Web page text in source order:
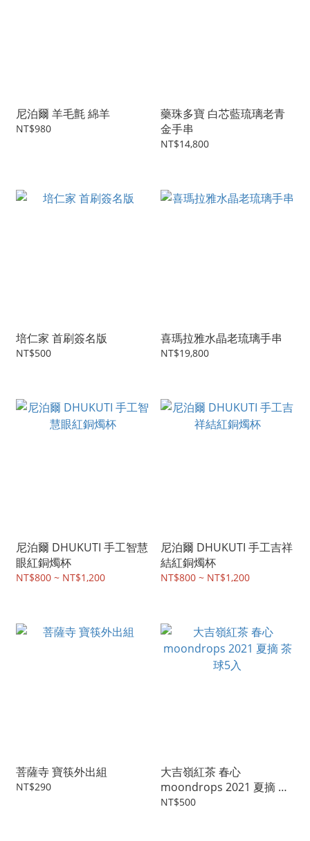
尼泊爾 羊毛氈 綿羊
NT$980
藥珠多寶 白芯藍琉璃老青
金手串
NT$14,800
培仁家 首刷簽名版
NT$500
喜瑪拉雅水晶老琉璃手串
NT$19,800
尼泊爾 DHUKUTI 手工智慧
眼紅銅燭杯
NT$800 ~ NT$1,200
尼泊爾 DHUKUTI 手工吉祥
結紅銅燭杯
NT$800 ~ NT$1,200
菩薩寺 寶筷外出組
NT$290
大吉嶺紅茶 春心
moondrops 2021 夏摘 茶
球5入
NT$500